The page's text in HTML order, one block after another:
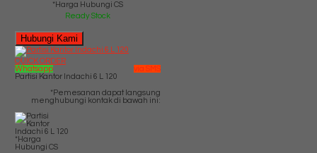
*Harga Hubungi CS
Ready Stock
Hubungi Kami
QUICK ORDER
Whatsapp
via SMS
Partisi Kantor Indachi 6 L 120
*Pemesanan dapat langsung
menghubungi kontak di bawah ini:
*Harga
Hubungi CS